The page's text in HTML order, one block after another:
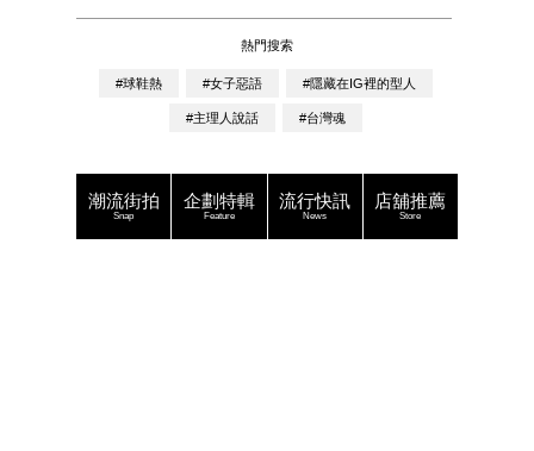
熱門搜索
#球鞋熱 #女子惡語 #隱藏在IG裡的型人
#主理人說話 #台灣魂
潮流街拍
Snap
企劃特輯
Feature
流行快訊
News
店舖推薦
Store